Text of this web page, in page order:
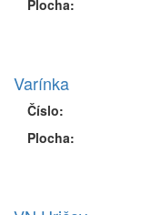
Plocha:
Varínka
Číslo:
Plocha: